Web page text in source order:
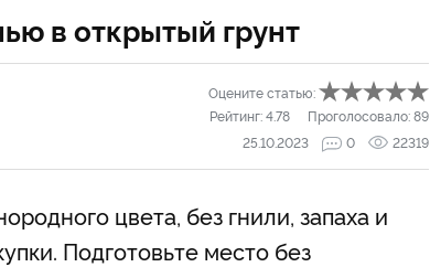
в открытый грунт
Оцените статью:
Рейтинг:4.78 Проголосовало:89
25.10.2023
0 22319
цвета, без гнили, запаха и
Подготовьте место без